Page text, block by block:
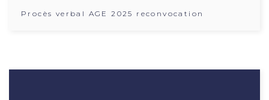
Procès verbal AGE 2025 reconvocation